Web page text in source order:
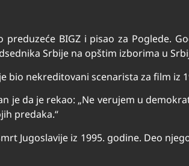
BIGZ i pisao za Poglede.
Srbije na opštim izborima u
bio nekreditovani scenarista za film iz
je da je rekao: „Ne verujem u
predaka.“
Jugoslavije iz 1995. godine. Deo